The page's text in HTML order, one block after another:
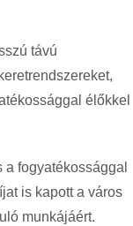
távú
élőkkel
fogyatékossággal
is kapott a város
munkájáért.